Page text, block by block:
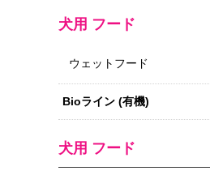
犬用 フード
ウェットフード
Bioライン (有機)
犬用 フード